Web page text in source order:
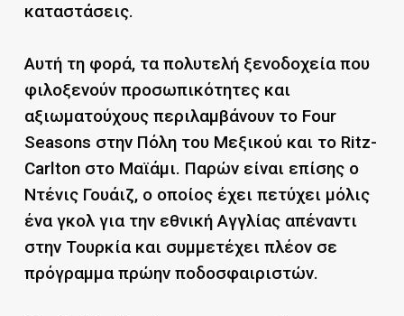
καταστάσεις.
Αυτή τη φορά, τα πολυτελή ξενοδοχεία που
φιλοξενούν προσωπικότητες και
αξιωματούχους περιλαμβάνουν το Four
Seasons στην Πόλη του Μεξικού και το Ritz-
Carlton στο Μαϊάμι. Παρών είναι επίσης ο
Ντένις Γουάιζ, ο οποίος έχει πετύχει μόλις
ένα γκολ για την εθνική Αγγλίας απέναντι
στην Τουρκία και συμμετέχει πλέον σε
πρόγραμμα πρώην ποδοσφαιριστών.